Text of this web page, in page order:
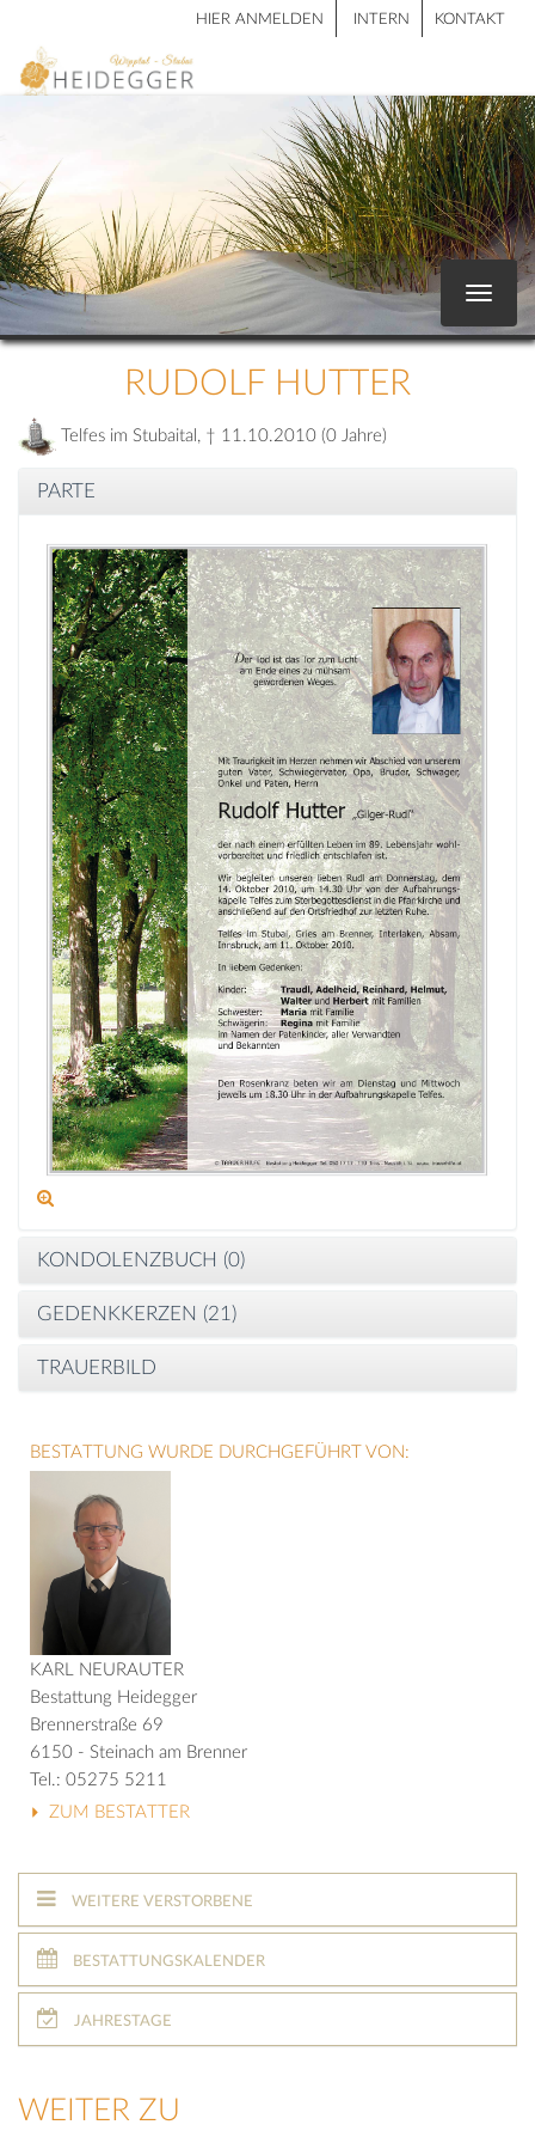
HIER ANMELDEN INTERN KONTAKT
Toggle
RUDOLF HUTTER
Telfes im Stubaital, † 11.10.2010 (0 Jahre)
PARTE
KONDOLENZBUCH (0)
GEDENKKERZEN (21 )
TRAUERBILD
BESTATTUNG WURDE DURCHGEFÜHRT VON:
KARL NEURAUTER
Bestattung Heidegger
Brennerstraße 69
6150 - Steinach am Brenner
Tel.: 05275 5211
ZUM BESTATTER
WEITERE VERSTORBENE
BESTATTUNGSKALENDER
JAHRESTAGE
WEITER ZU